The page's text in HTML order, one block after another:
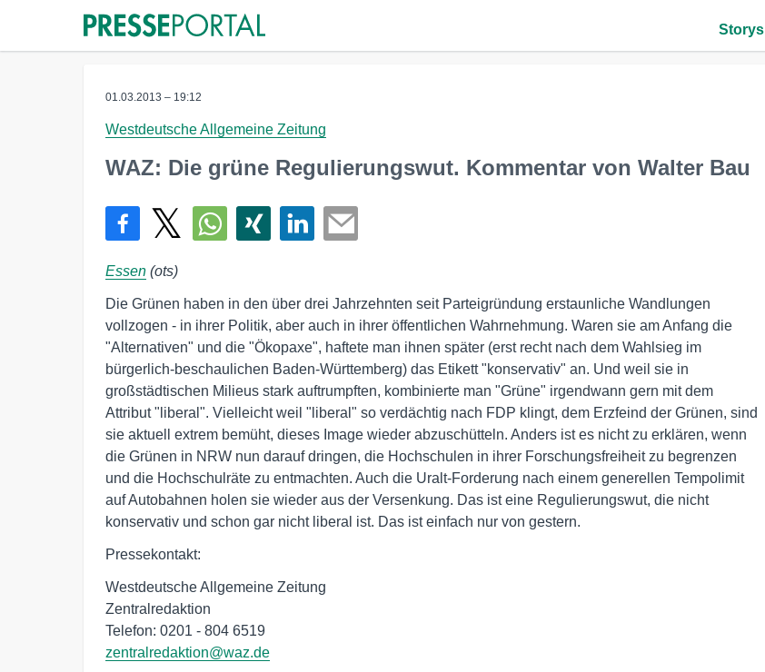
Storys
01.03.2013 – 19:12
Westdeutsche Allgemeine Zeitung
WAZ: Die grüne Regulierungswut. Kommentar von Walter Bau
Essen (ots)
Die Grünen haben in den über drei Jahrzehnten seit Parteigründung erstaunliche Wandlungen
vollzogen - in ihrer Politik, aber auch in ihrer öffentlichen Wahrnehmung. Waren sie am Anfang die
"Alternativen" und die "Ökopaxe", haftete man ihnen später (erst recht nach dem Wahlsieg im
bürgerlich-beschaulichen Baden-Württemberg) das Etikett "konservativ" an. Und weil sie in
großstädtischen Milieus stark auftrumpften, kombinierte man "Grüne" irgendwann gern mit dem
Attribut "liberal". Vielleicht weil "liberal" so verdächtig nach FDP klingt, dem Erzfeind der Grünen, sind
sie aktuell extrem bemüht, dieses Image wieder abzuschütteln. Anders ist es nicht zu erklären, wenn
die Grünen in NRW nun darauf dringen, die Hochschulen in ihrer Forschungsfreiheit zu begrenzen
und die Hochschulräte zu entmachten. Auch die Uralt-Forderung nach einem generellen Tempolimit
auf Autobahnen holen sie wieder aus der Versenkung. Das ist eine Regulierungswut, die nicht
konservativ und schon gar nicht liberal ist. Das ist einfach nur von gestern.
Pressekontakt:
Westdeutsche Allgemeine Zeitung
Zentralredaktion
Telefon: 0201 - 804 6519
zentralredaktion@waz.de